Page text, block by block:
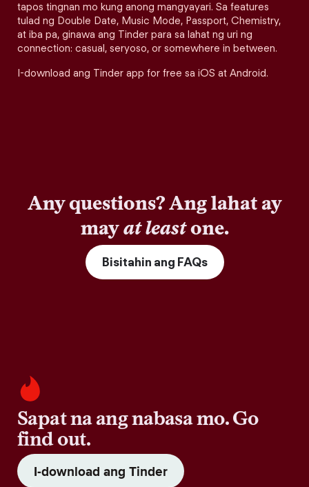
tapos tingnan mo kung anong mangyayari. Sa features
tulad ng Double Date, Music Mode, Passport, Chemistry,
at iba pa, ginawa ang Tinder para sa lahat ng uri ng
connection: casual, seryoso, or somewhere in between.
I-download ang Tinder app for free sa iOS at Android.
Any questions? Ang lahat ay
mayat leastone.
Bisitahin ang FAQs
Sapat na ang nabasa mo. Go
find out.
I-download ang Tinder